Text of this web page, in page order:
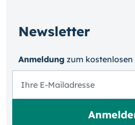
Newsletter
Anmeldung zum kosten­losen